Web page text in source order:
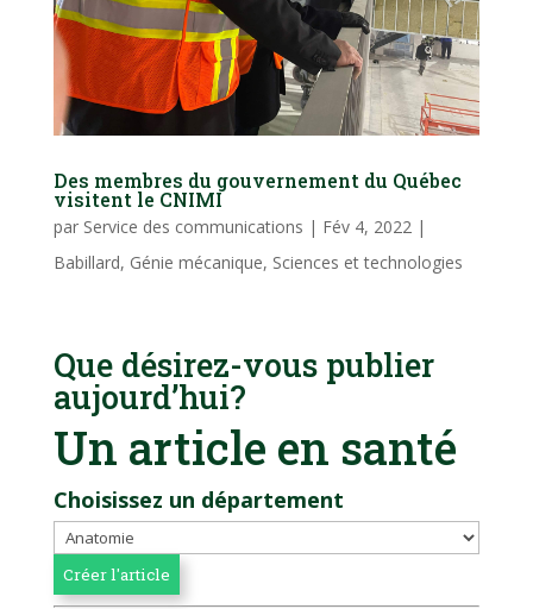
Des membres du gouvernement du Québec
visitent le CNIMI
par Service des communications | Fév 4, 2022 |
Babillard, Génie mécanique, Sciences et technologies
Que désirez-vous publier
aujourd’hui?
Un article en santé
Choisissez un département